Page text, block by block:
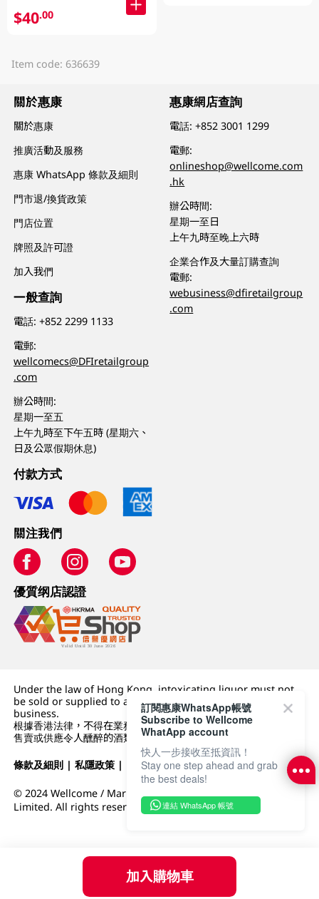
加入購物車
$40.00
Item code: 636639
關於惠康
關於惠康
推廣活動及服務
惠康 WhatsApp 條款及細則
門市退/換貨政策
門店位置
牌照及許可證
加入我們
一般查詢
電話:+852 2299 1133
電郵:
wellcomecs@DFIretailgroup
.com
辦公時間:
星期一至五
上午九時至下午五時 (星期六、
日及公眾假期休息)
惠康網店查詢
電話:+852 3001 1299
電郵:
onlineshop@wellcome.com
.hk
辦公時間:
星期一至日
上午九時至晚上六時
企業合作及大量訂購查詢
電郵:
webusiness@dfiretailgroup
.com
付款方式
關注我們
優質纲店認證
Under the law of Hong Kong, intoxicating liquor must not
be sold or supplied to a minor (under 18) in the course of
business.
根據香港法律，不得在業務過程中，向未成年人 (18 歲以下人士)
售賣或供應令人醺醉的酒類。
條款及細則 |私隱政策 | DFI零售集團
© 2024 Wellcome / Market Place. The Dairy Farm Company
Limited. All rights reserved.
訂閱惠康WhatsApp帳號
Subscribe to Wellcome
WhatApp account
快人一步接收至抵資訊！
Stay one step ahead and grab
the best deals!
連結 WhatsApp 帳號